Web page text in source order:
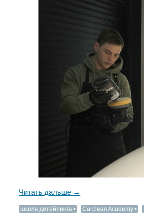
Читать дальше →
школа детейлинга Carclean Academy